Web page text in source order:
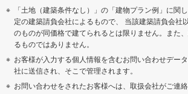
「土地（建築条件なし）」の「建物プラン例」に関
定の建築請負会社によるもので、 当該建築請負会社
のものが同価格で建てられるとは限りません。また
るものではありません。
お客様が入力する個人情報を含むお問い合わせデー
社に送信され、そこで管理されます。
お問い合わせをされたお客様へは、取扱会社がご連絡